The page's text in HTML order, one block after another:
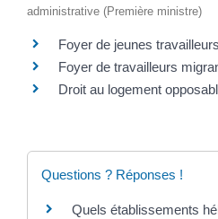
administrative (Première ministre)
Foyer de jeunes
Foyer de travailleurs
Droit au logement
Questions ? Réponses !
Quels établissements